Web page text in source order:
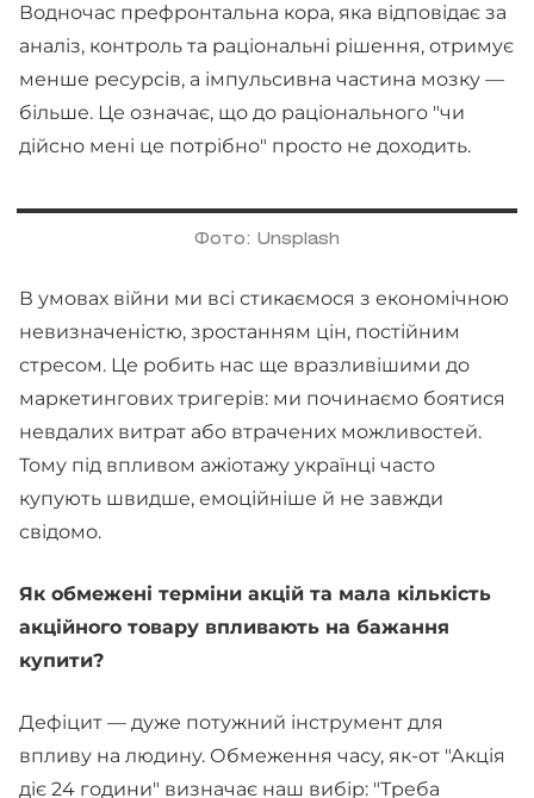
Водночас префронтальна кора, яка відповідає за
аналіз, контроль та раціональні рішення, отримує
менше ресурсів, а імпульсивна частина мозку —
більше. Це означає, що до раціонального "чи
дійсно мені це потрібно" просто не доходить.
Фото: Unsplash
В умовах війни ми всі стикаємося з економічною
невизначеністю, зростанням цін, постійним
стресом. Це робить нас ще вразливішими до
маркетингових тригерів: ми починаємо боятися
невдалих витрат або втрачених можливостей.
Тому під впливом ажіотажу українці часто
купують швидше, емоційніше й не завжди
свідомо.
Як обмежені терміни акцій та мала кількість
акційного товару впливають на бажання
купити?
Дефіцит — дуже потужний інструмент для
впливу на людину. Обмеження часу, як-от "Акція
діє 24 години" визначає наш вибір: "Треба